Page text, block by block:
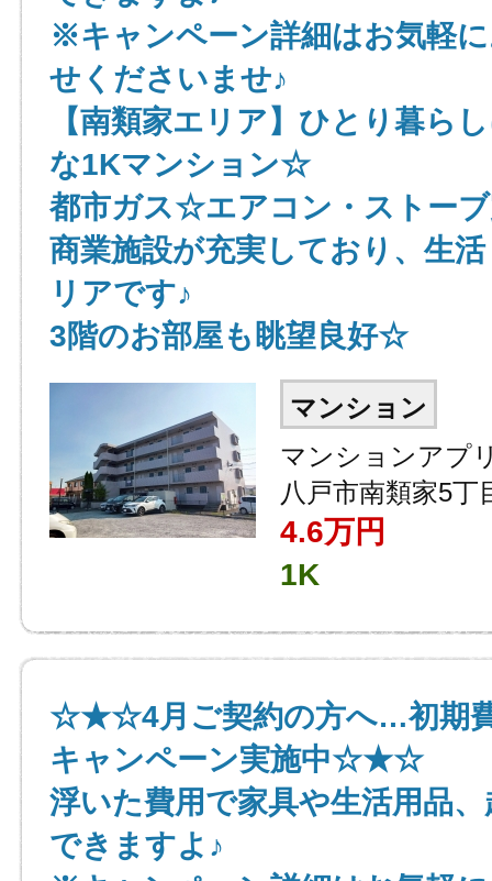
※キャンペーン詳細はお気軽
せくださいませ♪
【南類家エリア】ひとり暮ら
な1Kマンション☆
都市ガス☆エアコン・ストー
商業施設が充実しており、生
リアです♪
3階のお部屋も眺望良好☆
マンション
マンションアプ
八戸市南類家5丁
4.6万円
1K
☆★☆4月ご契約の方へ…初期
キャンペーン実施中☆★☆
浮いた費用で家具や生活用品
できますよ♪